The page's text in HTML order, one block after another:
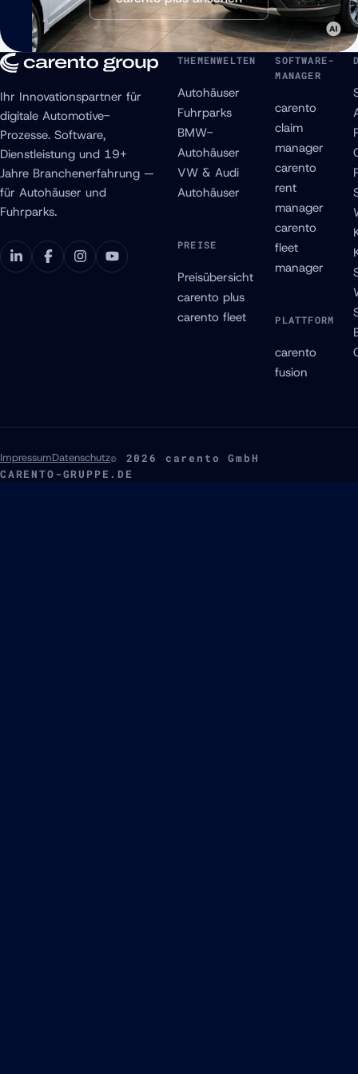
Ihr Innovationspartner für
digitale Automotive-
Prozesse. Software,
Dienstleistung und 19+
Jahre Branchenerfahrung —
für Autohäuser und
Fuhrparks.
THEMENWELTEN
Autohäuser
Fuhrparks
BMW-
Autohäuser
VW & Audi
Autohäuser
PREISE
Preisübersicht
carento plus
carento fleet
SOFTWARE-
MANAGER
carento
claim
manager
carento
rent
manager
carento
fleet
manager
PLATTFORM
carento
fusion
ImpressumDatenschutz© 2026 carento GmbH
CARENTO-GRUPPE.DE